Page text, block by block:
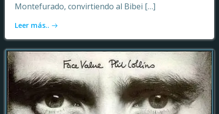
Montefurado, convirtiendo al Bibei […]
Leer más..